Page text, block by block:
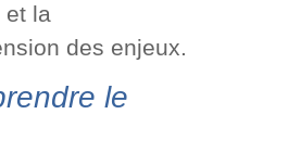
et la
des enjeux.
le